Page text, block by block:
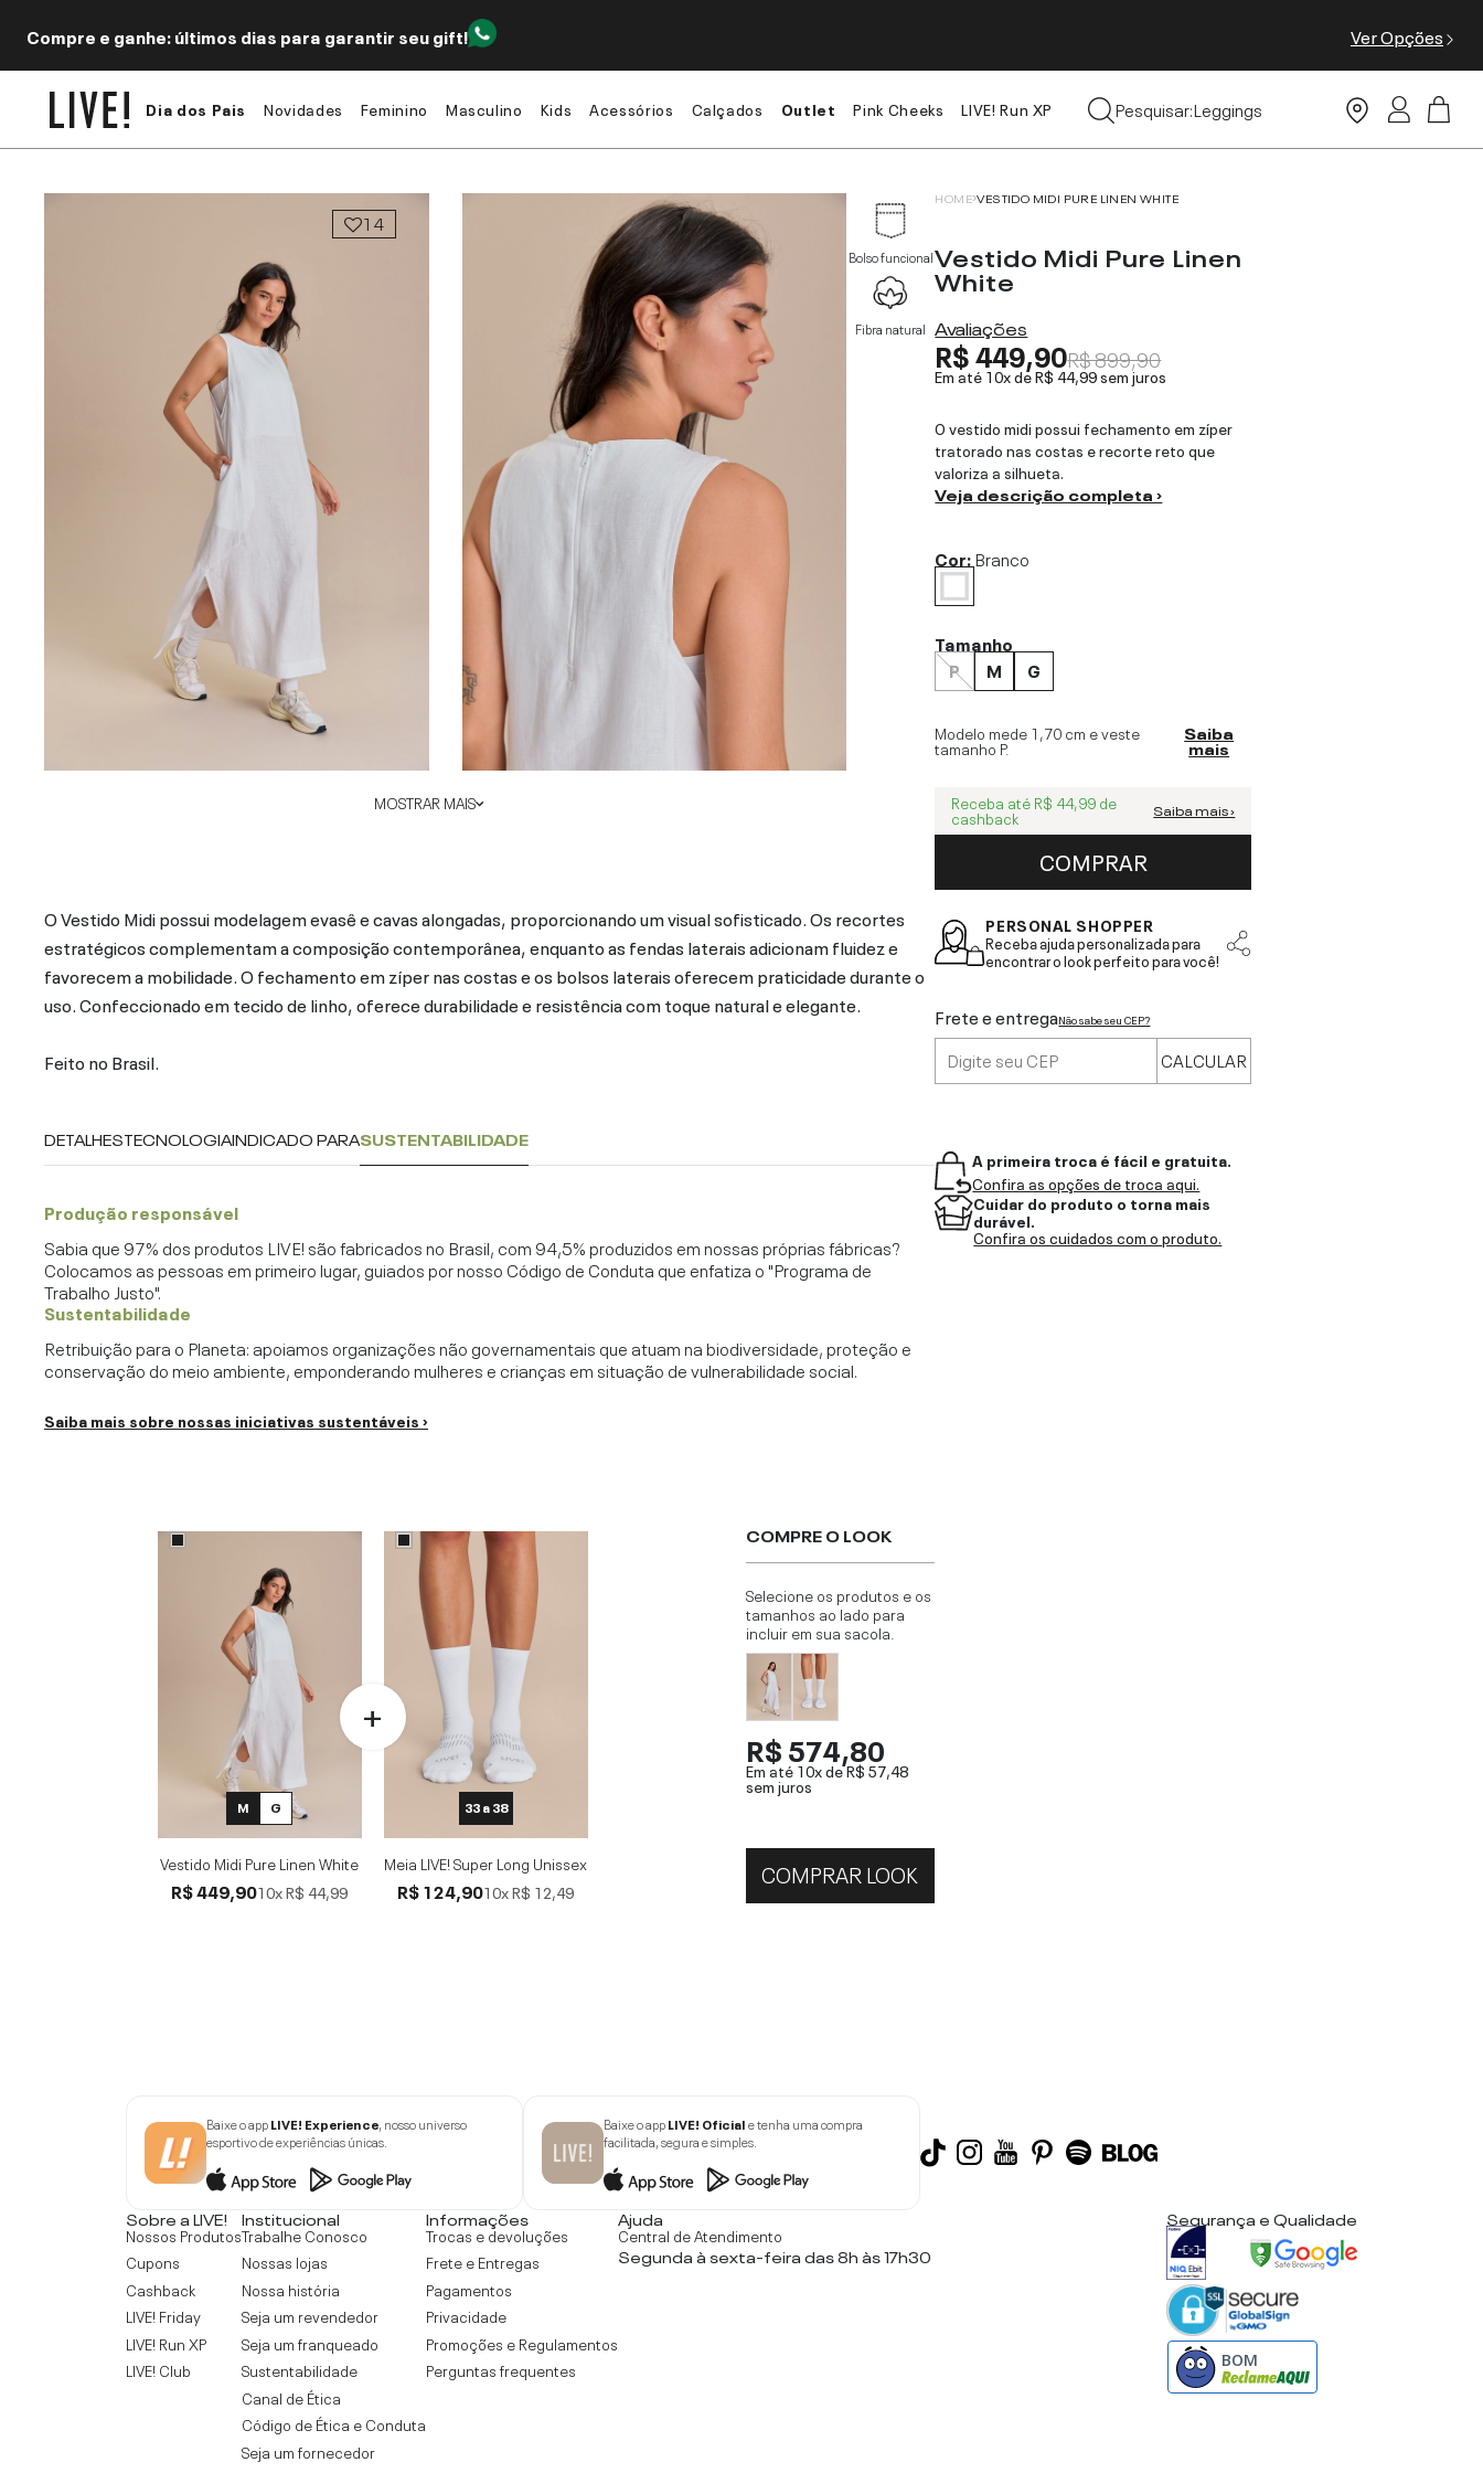
Compre e ganhe: últimos dias para garantir seu gift! Ver Opções
Dia dos Pais Novidades Feminino Masculino Kids Acessórios Calçados Outlet Pink Cheeks LIVE! Run XP
Pesquisar:
Tops
Leggings
14
MOSTRAR MAIS
Bolso funcional
Fibra natural
O Vestido Midi possui modelagem evasê e cavas alongadas, proporcionando um visual sofisticado. Os recortes
estratégicos complementam a composição contemporânea, enquanto as fendas laterais adicionam fluidez e
favorecem a mobilidade. O fechamento em zíper nas costas e os bolsos laterais oferecem praticidade durante o
uso. Confeccionado em tecido de linho, oferece durabilidade e resistência com toque natural e elegante.
Feito no Brasil.
DETALHESTECNOLOGIAINDICADO PARASUSTENTABILIDADE
Produção responsável
Sabia que 97% dos produtos LIVE! são fabricados no Brasil, com 94,5% produzidos em nossas próprias fábricas?
Colocamos as pessoas em primeiro lugar, guiados por nosso Código de Conduta que enfatiza o "Programa de
Trabalho Justo".
Sustentabilidade
Retribuição para o Planeta: apoiamos organizações não governamentais que atuam na biodiversidade, proteção e
conservação do meio ambiente, emponderando mulheres e crianças em situação de vulnerabilidade social.
Saiba mais sobre nossas iniciativas sustentáveis ›
M G
Vestido Midi Pure Linen White
R$ 449,9010xR$ 44,99
33 a 38
Meia LIVE! Super Long Unissex
R$ 124,9010xR$ 12,49
COMPRE O LOOK
Selecione os produtos e os
tamanhos ao lado para
incluir em sua sacola.
R$ 574,80
Em até 10x deR$ 57,48
sem juros
COMPRAR LOOK
HOME VESTIDO MIDI PURE LINEN WHITE
Vestido Midi Pure Linen
White
Avaliações
R$ 449,90R$ 899,90
Em até 10x deR$ 44,99sem juros
O vestido midi possui fechamento em zíper
tratorado nas costas e recorte reto que
valoriza a silhueta.
Veja descrição completa ›
Cor:Branco
Tamanho
P
M G
Modelo mede 1,70 cm e veste
tamanho P.
Saiba
mais
Receba até R$ 44,99 de
cashback Saiba mais ›
COMPRAR
PERSONAL SHOPPER
Receba ajuda personalizada para
encontrar o look perfeito para você!
Frete e entregaNão sabe seu CEP?
CALCULAR
A primeira troca é fácil e gratuita.
Confira as opções de troca aqui.
Cuidar do produto o torna mais
durável.
Confira os cuidados com o produto.
Baixe o appLIVE! Experience, nosso universo
esportivo de experiências únicas.
Baixe o appLIVE! Oficiale tenha uma compra
facilitada, segura e simples.
Sobre a LIVE!
Nossos Produtos
Cupons
Cashback
LIVE! Friday
LIVE! Run XP
LIVE! Club
Institucional
Trabalhe Conosco
Nossas lojas
Nossa história
Seja um revendedor
Seja um franqueado
Sustentabilidade
Canal de Ética
Código de Ética e Conduta
Seja um fornecedor
Informações
Trocas e devoluções
Frete e Entregas
Pagamentos
Privacidade
Promoções e Regulamentos
Perguntas frequentes
Ajuda
Central de Atendimento
Segunda à sexta-feira das 8h às 17h30
Segurança e Qualidade
BOM